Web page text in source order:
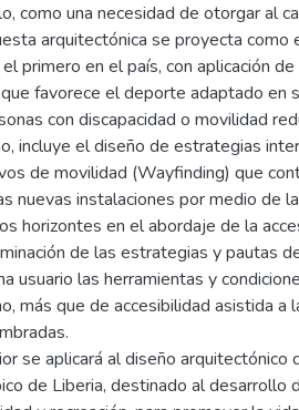
como una necesidad de otorgar al
arquitectónica se proyecta como
primero en el país, con aplicación
favorece el deporte adaptado en
con discapacidad o movilidad
incluye el diseño de estrategias
de movilidad (Wayfinding) que
nuevas instalaciones por medio de
horizontes en el abordaje de la
de las estrategias y pautas
usuario las herramientas y
más que de accesibilidad asistida
se aplicará al diseño arquitectónico
de Liberia, destinado al desarrollo